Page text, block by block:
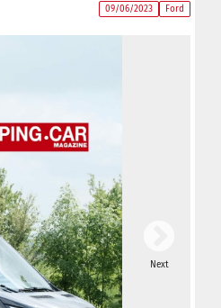
09/06/2023 Ford
Next